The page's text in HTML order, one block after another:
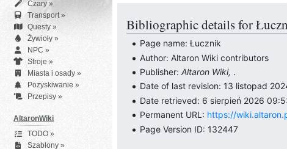
Czary »
Transport »
Questy »
Żywioły »
NPC »
Stroje »
Miasta i osady »
Pozyskiwanie »
Przepisy »
AltaronWiki
TODO »
Szablony »
Bibliographic details for
Page name: Łucznik
Author: Altaron Wiki contributors
Publisher:Altaron Wiki, .
Date of last revision: 13 listopad
Date retrieved: 6 sierpień 2026
Permanent URL: https://
Page Version ID: 132447